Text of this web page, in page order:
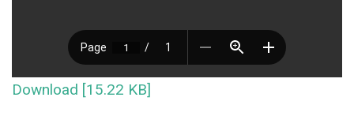
Download [15.22 KB]